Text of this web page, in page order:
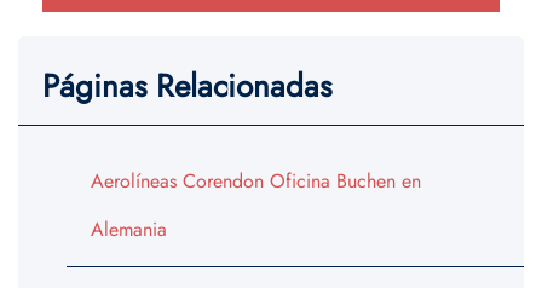
Páginas Relacionadas
Aerolíneas Corendon Oficina Buchen en
Alemania